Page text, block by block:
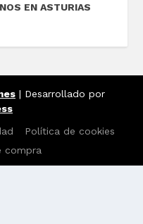
EN ASTURIAS
| Desarrollado por
Política de cookies
compra